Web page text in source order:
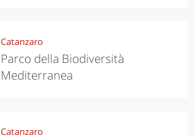
Catanzaro
Parco della Biodiversità
Mediterranea
Catanzaro